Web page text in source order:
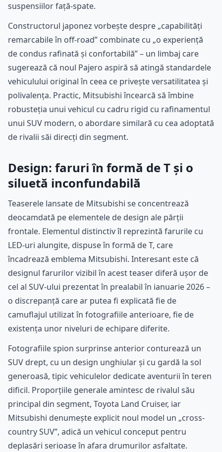
suspensiilor față-spate.
Constructorul japonez vorbește despre „capabilități
remarcabile în off-road” combinate cu „o experiență
de condus rafinată și confortabilă” – un limbaj care
sugerează că noul Pajero aspiră să atingă standardele
vehiculului original în ceea ce privește versatilitatea și
polivalența. Practic, Mitsubishi încearcă să îmbine
robusteția unui vehicul cu cadru rigid cu rafinamentul
unui SUV modern, o abordare similară cu cea adoptată
de rivalii săi direcți din segment.
Design: faruri în formă de T și o
siluetă inconfundabilă
Teaserele lansate de Mitsubishi se concentrează
deocamdată pe elementele de design ale părții
frontale. Elementul distinctiv îl reprezintă farurile cu
LED-uri alungite, dispuse în formă de T, care
încadrează emblema Mitsubishi. Interesant este că
designul farurilor vizibil în acest teaser diferă ușor de
cel al SUV-ului prezentat în prealabil în ianuarie 2026 –
o discrepanță care ar putea fi explicată fie de
camuflajul utilizat în fotografiile anterioare, fie de
existența unor niveluri de echipare diferite.
Fotografiile spion surprinse anterior conturează un
SUV drept, cu un design unghiular și cu gardă la sol
generoasă, tipic vehiculelor dedicate aventurii în teren
dificil. Proporțiile generale amintesc de rivalul său
principal din segment, Toyota Land Cruiser, iar
Mitsubishi denumește explicit noul model un „cross-
country SUV”, adică un vehicul conceput pentru
deplasări serioase în afara drumurilor asfaltate.